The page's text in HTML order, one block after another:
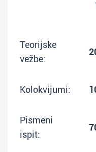
Teorijske
vežbe:
Kolokvijumi:
Pismeni
ispit: